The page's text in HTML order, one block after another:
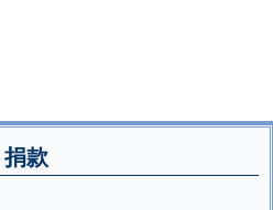
捐款